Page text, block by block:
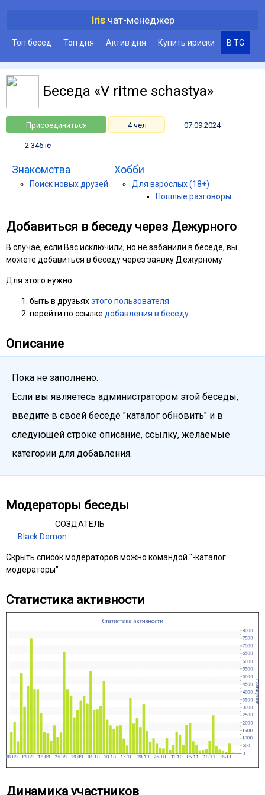
Irisчат-менеджер
Топ бесед Топ дня Актив дня Купить ириски В TG
Беседа «V ritme schastya»
Присоединиться 4 чел 07.09.2024
2 346 i¢
Знакомства
Поиск новых друзей
Хобби
Для взрослых (18+)
Пошлые разговоры
Добавиться в беседу через Дежурного
В случае, если Вас исключили, но не забанили в беседе, вы
можете добавиться в беседу через заявку Дежурному
Для этого нужно:
быть в друзьяхэтого пользователя
перейти по ссылке добавления в беседу
Описание
Пока не заполнено.
Если вы являетесь администратором этой беседы,
введите в своей беседе "каталог обновить" и в
следующей строке описание, ссылку, желаемые
категории для добавления.
Модераторы беседы
СОЗДАТЕЛЬ
Black Demon
Скрыть список модераторов можно командой "-каталог
модераторы"
Статистика активности
Динамика участников